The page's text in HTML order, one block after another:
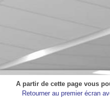
A partir de cette page vous
Retourner au premier écran